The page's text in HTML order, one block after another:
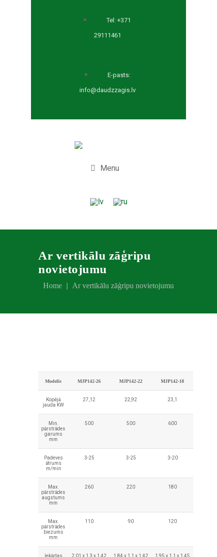
Tel: +371
29111461
E-pasts:
info@daudzzagis.lv
Menu
Ar vertikālu zāģripu
novietojumu
Home Ar vertikālu zāģripu novietojumu
Modelis MJP142-26 MJP142-22 MJP142-18
Kopējā
jauda KW
27,12 22,92 23,1
Min.
pārstrādes
garums
mm
500 500 600
Padeves
ātrums
m/min
3-25 3-25 3-20
Max.
pārstrādes
augstums
mm
260 220 180
Max.
pārstrādes
biezums
mm
110 90 120
Iekārtas
2,01 x 1,3 x 1,42 1,84 x 1,1 x 1,42 1,95 x 1,1 x 1,45